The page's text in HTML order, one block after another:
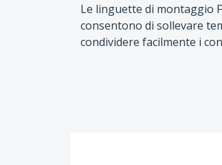
Le linguette di montaggio
consentono di sollevare
condividere facilmente i